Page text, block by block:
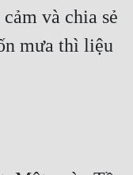
và chia sẻ
mưa thì liệu